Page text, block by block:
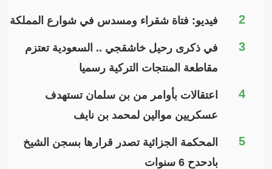
2 فيديو: فتاة شقراء ومسدس في شوارع المملكة
3
في ذكرى رحيل خاشقجي .. السعودية تعتزم
مقاطعة المنتجات التركية رسميا
4
اعتقالات بأوامر من بن سلمان تستهدف
عسكريين موالين لمحمد بن نايف
5
المحكمة الجزائية تصدر قرارها بسجن الشيخ
بادحدح 6 سنوات